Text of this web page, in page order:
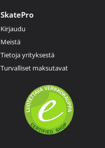
SkatePro
Kirjaudu
Meistä
Tietoja yrityksestä
Turvalliset maksutavat